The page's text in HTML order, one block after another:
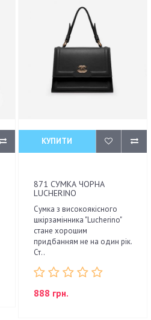
КУПИТИ
871 СУМКА ЧОРНА
LUCHERINO
Сумка з високоякісного
шкірзамінника "Lucherino"
стане хорошим
придбанням не на один рік.
Ст..
888 грн.